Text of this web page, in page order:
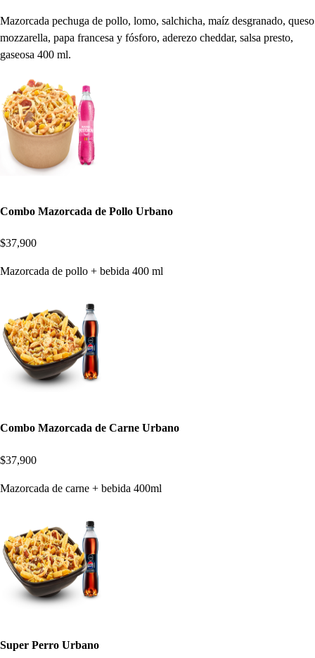
Mazorcada pechuga de pollo, lomo, salchicha, maíz desgranado, queso
mozzarella, papa francesa y fósforo, aderezo cheddar, salsa presto,
gaseosa 400 ml.
Combo Mazorcada de Pollo Urbano
$37,900
Mazorcada de pollo + bebida 400 ml
Combo Mazorcada de Carne Urbano
$37,900
Mazorcada de carne + bebida 400ml
Super Perro Urbano